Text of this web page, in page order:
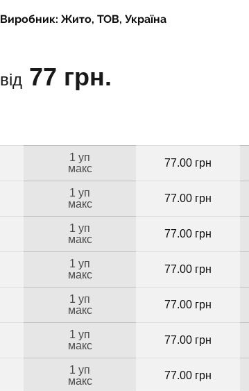
Виробник: Жито, ТОВ, Україна
від 77 грн.
1 уп
макс
77.00 грн
1 уп
макс
77.00 грн
1 уп
макс
77.00 грн
1 уп
макс
77.00 грн
1 уп
макс
77.00 грн
1 уп
макс
77.00 грн
1 уп
макс
77.00 грн